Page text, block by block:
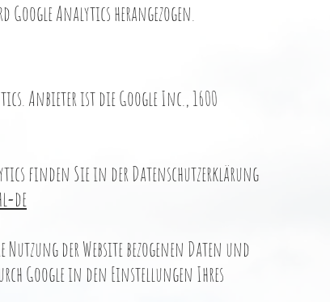
Google Analytics herangezogen.
Anbieter ist die Google Inc., 1600
finden Sie in der Datenschutzerklärung
der Website bezogenen Daten und
Google in den Einstellungen Ihres